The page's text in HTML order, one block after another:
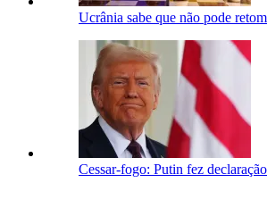
Ucrânia sabe que não pode
Cessar-fogo: Putin fez